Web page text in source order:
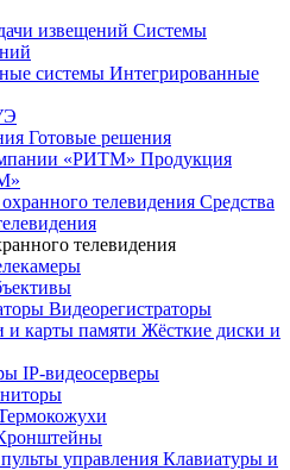
Системы
Интегрированные
Готовые решения
Продукция
Средства
телевидения
Видеорегистраторы
Жёсткие диски и
IP-видеосерверы
Клавиатуры и